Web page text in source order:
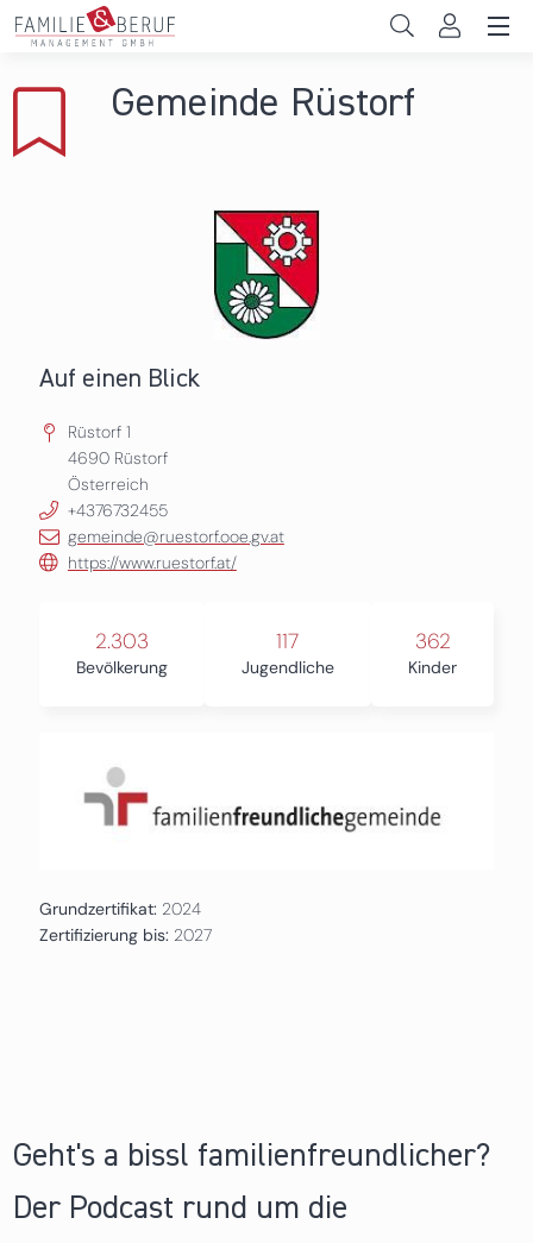
Direkt zum Inhalt
Gemeinden
Gemeinde Rüstorf
Auf einen Blick
Rüstorf 1
4690 Rüstorf
Österreich
+4376732455
gemeinde@ruestorf.ooe.gv.at
https://www.ruestorf.at/
2.303
Bevölkerung
117
Jugendliche
362
Kinder
Grundzertifikat: 2024
Zertifizierung bis: 2027
Geht's a bissl familienfreundlicher?
Der Podcast rund um die